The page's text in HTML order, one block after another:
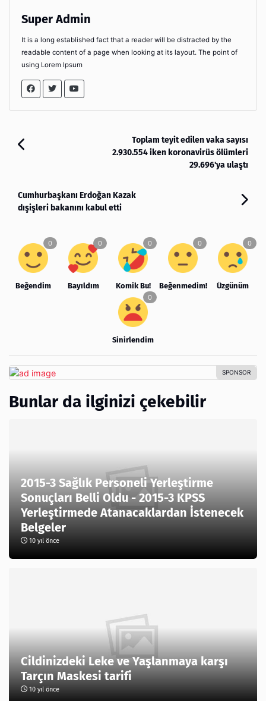
Super Admin
It is a long established fact that a reader will be distracted by the
readable content of a page when looking at its layout. The point of
using Lorem Ipsum
Toplam teyit edilen vaka sayısı
2.930.554 iken koronavirüs ölümleri
29.696'ya ulaştı
Cumhurbaşkanı Erdoğan Kazak
dışişleri bakanını kabul etti
Beğendim Bayıldım Komik Bu! Beğenmedim! Üzgünüm
Sinirlendim
Bunlar da ilginizi çekebilir
2015-3 Sağlık Personeli Yerleştirme
Sonuçları Belli Oldu - 2015-3 KPSS
Yerleştirmede Atanacaklardan İstenecek
Belgeler
10 yıl önce
Cildinizdeki Leke ve Yaşlanmaya karşı
Tarçın Maskesi tarifi
10 yıl önce